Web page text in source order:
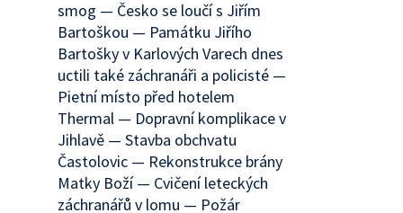
smog — Česko se loučí s Jiřím
Bartoškou — Památku Jiřího
Bartošky v Karlových Varech dnes
uctili také záchranáři a policisté —
Pietní místo před hotelem
Thermal — Dopravní komplikace v
Jihlavě — Stavba obchvatu
Častolovic — Rekonstrukce brány
Matky Boží — Cvičení leteckých
záchranářů v lomu — Požár